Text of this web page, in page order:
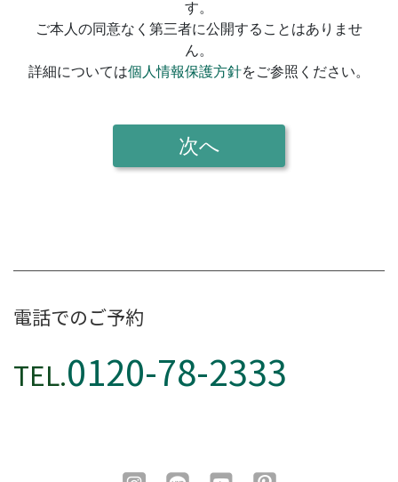
電話でのご予約
TEL.0120-78-2333